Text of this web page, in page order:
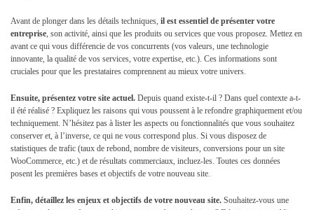
Avant de plonger dans les détails techniques, il est essentiel de présenter votre
entreprise, son activité, ainsi que les produits ou services que vous proposez. Mettez en
avant ce qui vous différencie de vos concurrents (vos valeurs, une technologie
innovante, la qualité de vos services, votre expertise, etc.). Ces informations sont
cruciales pour que les prestataires comprennent au mieux votre univers.
Ensuite, présentez votre site actuel. Depuis quand existe-t-il ? Dans quel contexte a-t-
il été réalisé ? Expliquez les raisons qui vous poussent à le refondre graphiquement et/ou
techniquement. N’hésitez pas à lister les aspects ou fonctionnalités que vous souhaitez
conserver et, à l’inverse, ce qui ne vous correspond plus. Si vous disposez de
statistiques de trafic (taux de rebond, nombre de visiteurs, conversions pour un site
WooCommerce, etc.) et de résultats commerciaux, incluez-les. Toutes ces données
posent les premières bases et objectifs de votre nouveau site.
Enfin, détaillez les enjeux et objectifs de votre nouveau site. Souhaitez-vous une